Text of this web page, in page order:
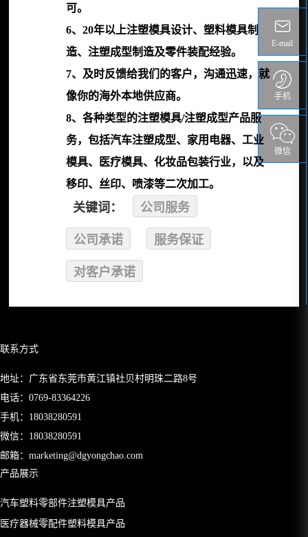
可。
6、20年以上注塑模具设计、塑料模具制
造、注塑成型制造及零件装配经验。
7、及时反馈给我们的客户，沟通迅速，就
像你的海外本地供应商。
8、各种类型的注塑模具/注塑成型产品服
务，包括汽车注塑成型、家用电器、工业
模具、医疗模具、化妆品包装行业，以及
移印、丝印、喷漆等二次加工。
关键词： 公司服务
公司承诺 服务保证
对客户承诺
E-mail
手机
微信
联系方式
地址：广东省东莞市黄江镇社贝村明珠二路8号
电话： 0769-83364226
手机： 18038280591
微信：18038280591
邮箱： marketing@dgyongchao.com
产品展示
汽车塑料零部件注塑模具产品
医疗器械零配件塑料模具产品